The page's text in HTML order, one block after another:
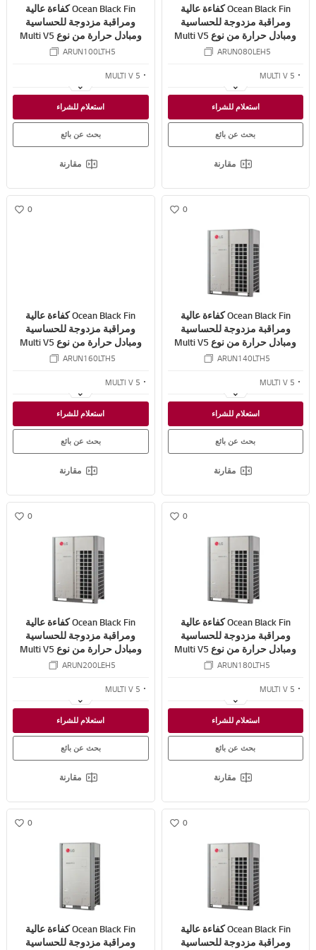
Ocean Black Fin كفاءة عالية
ومراقبة مزدوجة للحساسية
ومبادل حرارة من نوع Multi V5
VRF 6.4 TR
ARUN080LEH5
MULTI V 5
كفاءة مطلقة
التحكم الاستشعاري المزدوج
استعلام للشراء
بحث عن بائع
مقارنة
Ocean Black Fin كفاءة عالية
ومراقبة مزدوجة للحساسية
ومبادل حرارة من نوع Multi V5
VRF 8 TR
ARUN100LTH5
MULTI V 5
كفاءة مطلقة
التحكم الاستشعاري المزدوج
استعلام للشراء
بحث عن بائع
مقارنة
0
Ocean Black Fin كفاءة عالية
ومراقبة مزدوجة للحساسية
ومبادل حرارة من نوع Multi V5
VRF 11.1 TR
ARUN140LTH5
MULTI V 5
كفاءة مطلقة
التحكم الاستشعاري المزدوج
استعلام للشراء
بحث عن بائع
مقارنة
0
Ocean Black Fin كفاءة عالية
ومراقبة مزدوجة للحساسية
ومبادل حرارة من نوع Multi V5
VRF 12.7 TR
ARUN160LTH5
MULTI V 5
كفاءة مطلقة
التحكم الاستشعاري المزدوج
استعلام للشراء
بحث عن بائع
مقارنة
0
Ocean Black Fin كفاءة عالية
ومراقبة مزدوجة للحساسية
ومبادل حرارة من نوع Multi V5
VRF 14.3 TR
ARUN180LTH5
MULTI V 5
كفاءة مطلقة
التحكم الاستشعاري المزدوج
استعلام للشراء
بحث عن بائع
مقارنة
0
Ocean Black Fin كفاءة عالية
ومراقبة مزدوجة للحساسية
ومبادل حرارة من نوع Multi V5
VRF 15.9 TR
ARUN200LEH5
MULTI V 5
كفاءة مطلقة
التحكم الاستشعاري المزدوج
استعلام للشراء
بحث عن بائع
مقارنة
0
Ocean Black Fin كفاءة عالية
ومراقبة مزدوجة للحساسية
0
Ocean Black Fin كفاءة عالية
ومراقبة مزدوجة للحساسية